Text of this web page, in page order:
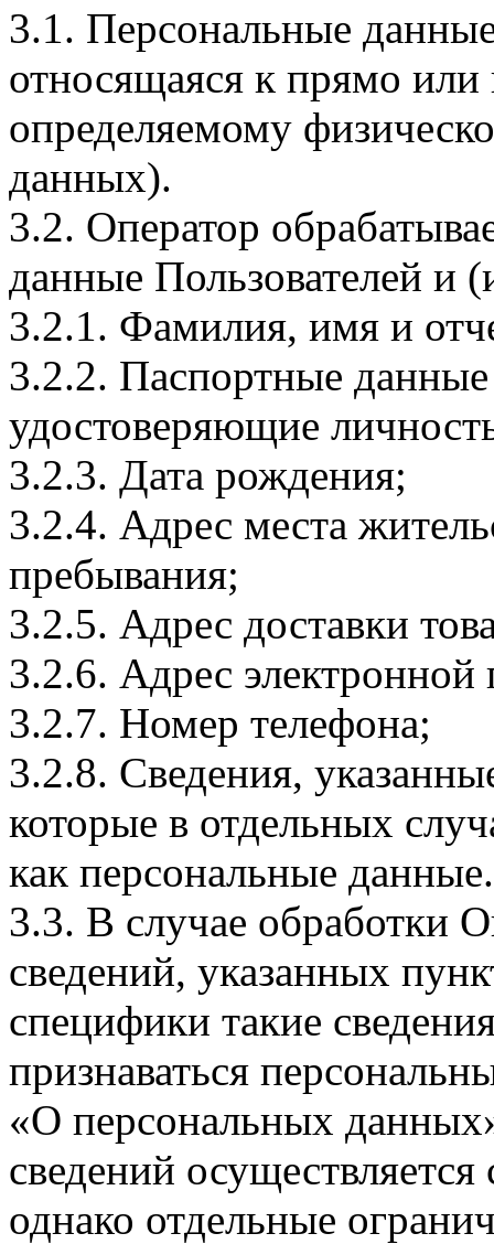
3.1. Персональные
относящаяся к прямо
определяемому
данных).
3.2. Оператор
данные Пользователей и
3.2.1. Фамилия, имя и
3.2.2. Паспортные
удостоверяющие
3.2.3. Дата рождения;
3.2.4. Адрес места
пребывания;
3.2.5. Адрес доставки
3.2.6. Адрес электронной
3.2.7. Номер телефона;
3.2.8. Сведения,
которые в отдельных
как персональные данные.
3.3. В случае обработки
сведений, указанных
специфики такие
признаваться
«О персональных
сведений
однако отдельные